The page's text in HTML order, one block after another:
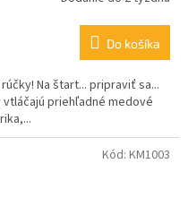
Do košíka
Na štart... pripraviť sa...
priehľadné medové
Kód: KM1003